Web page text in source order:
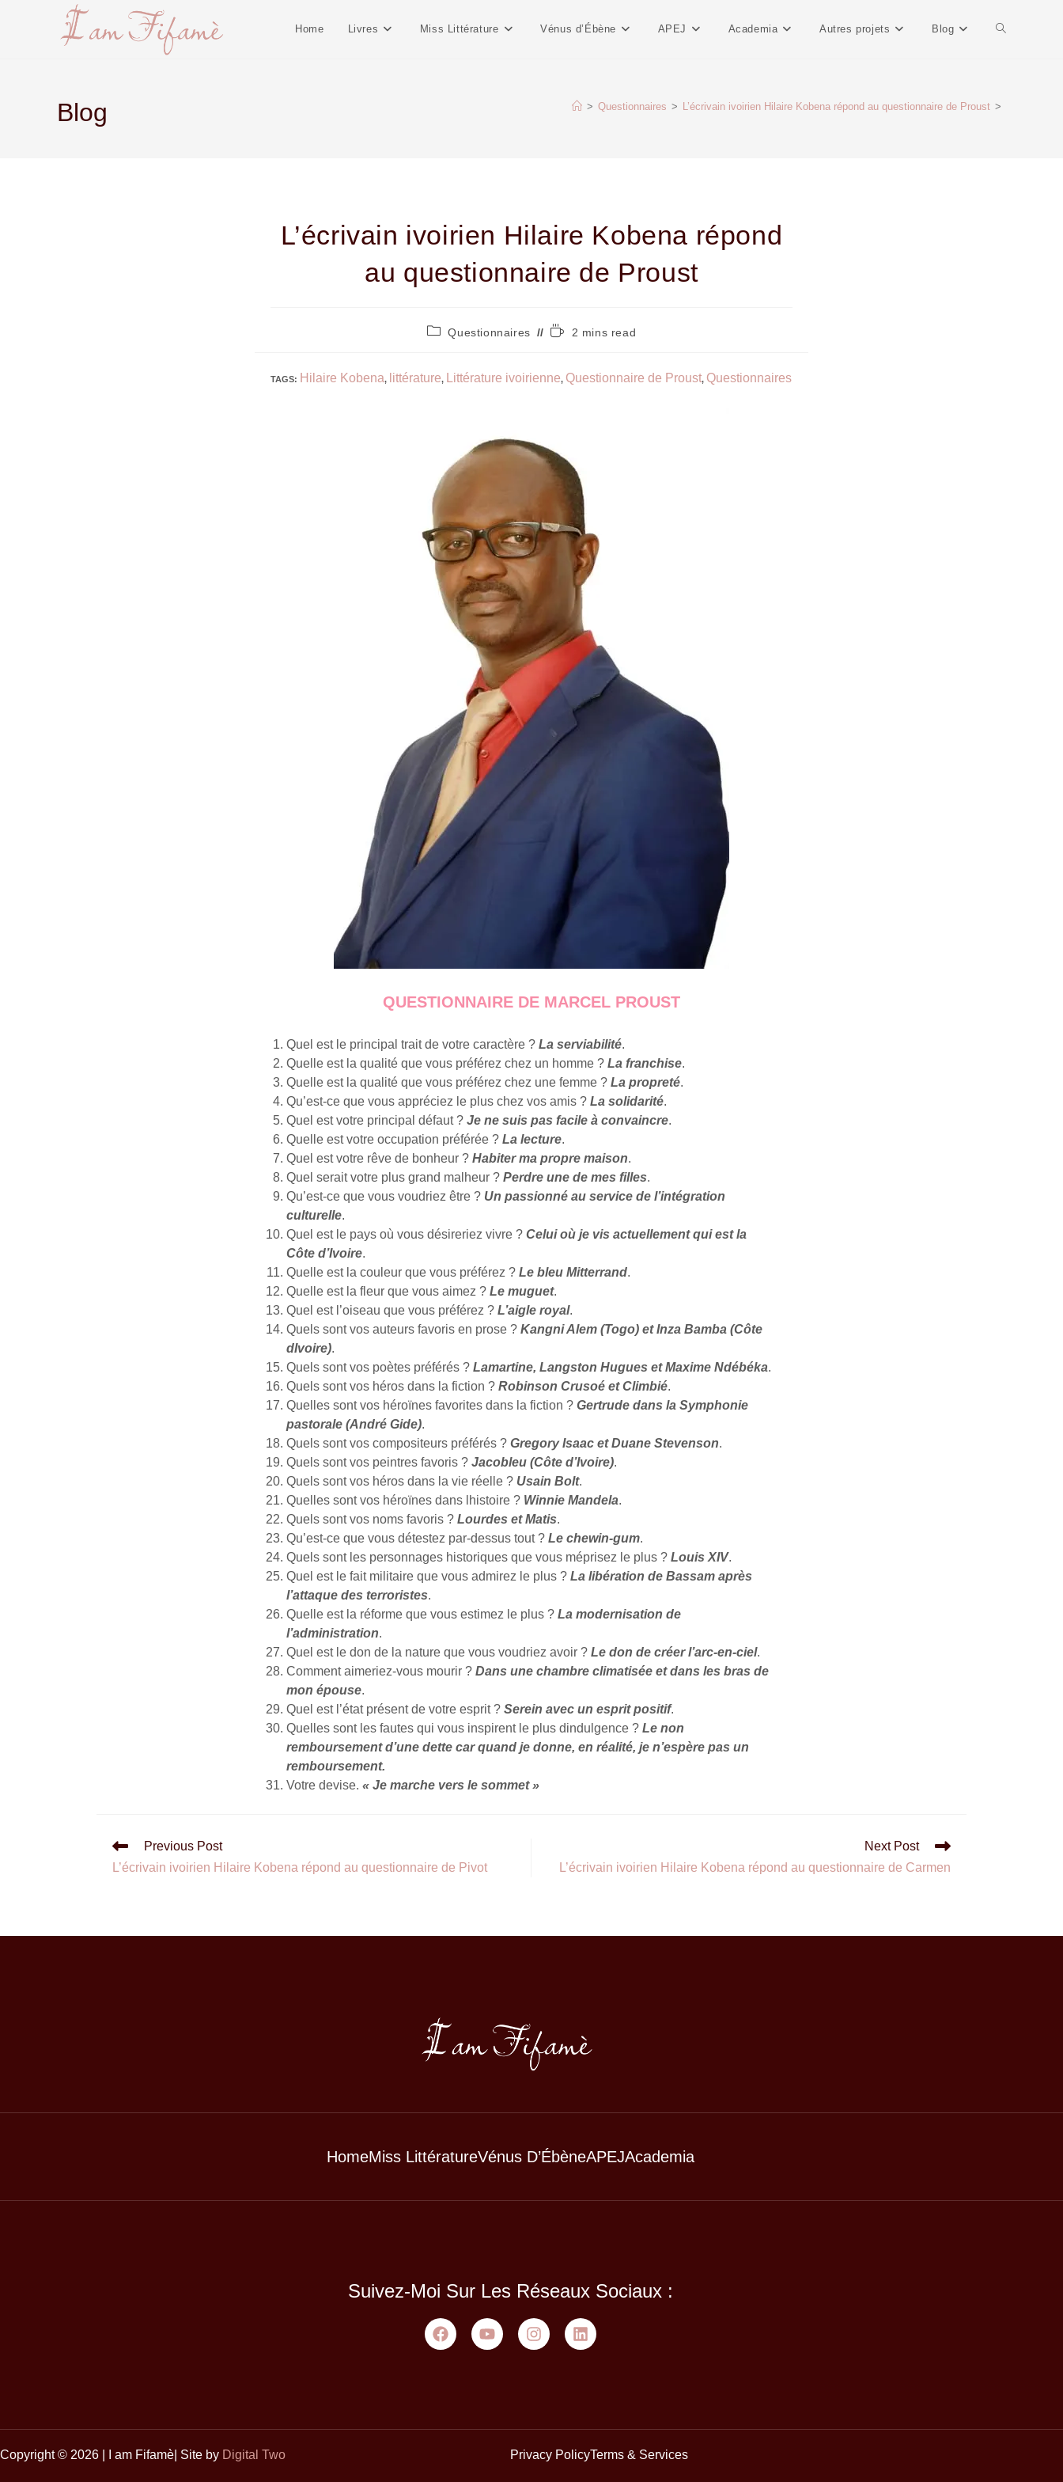
Home Livres Miss Littérature Vénus d’Ébène APEJ Academia Autres projets Blog
Blog > Questionnaires > L’écrivain ivoirien Hilaire Kobena répond au questionnaire de Proust >
L’écrivain ivoirien Hilaire Kobena répond
au questionnaire de Proust
Questionnaires 2 mins read
TAGS: Hilaire Kobena, littérature, Littérature ivoirienne, Questionnaire de Proust, Questionnaires
QUESTIONNAIRE DE MARCEL PROUST
Quel est le principal trait de votre caractère ? La serviabilité.
Quelle est la qualité que vous préférez chez un homme ? La franchise.
Quelle est la qualité que vous préférez chez une femme ? La propreté.
Qu’est-ce que vous appréciez le plus chez vos amis ? La solidarité.
Quel est votre principal défaut ? Je ne suis pas facile à convaincre.
Quelle est votre occupation préférée ? La lecture.
Quel est votre rêve de bonheur ? Habiter ma propre maison.
Quel serait votre plus grand malheur ? Perdre une de mes filles.
Qu’est-ce que vous voudriez être ? Un passionné au service de l’intégration
culturelle.
Quel est le pays où vous désireriez vivre ? Celui où je vis actuellement qui est la
Côte d’Ivoire.
Quelle est la couleur que vous préférez ? Le bleu Mitterrand.
Quelle est la fleur que vous aimez ? Le muguet.
Quel est l’oiseau que vous préférez ? L’aigle royal.
Quels sont vos auteurs favoris en prose ? Kangni Alem (Togo) et Inza Bamba (Côte
dIvoire).
Quels sont vos poètes préférés ? Lamartine, Langston Hugues et Maxime Ndébéka.
Quels sont vos héros dans la fiction ? Robinson Crusoé et Climbié.
Quelles sont vos héroïnes favorites dans la fiction ? Gertrude dans la Symphonie
pastorale (André Gide).
Quels sont vos compositeurs préférés ? Gregory Isaac et Duane Stevenson.
Quels sont vos peintres favoris ? Jacobleu (Côte d’Ivoire).
Quels sont vos héros dans la vie réelle ? Usain Bolt.
Quelles sont vos héroïnes dans lhistoire ? Winnie Mandela.
Quels sont vos noms favoris ? Lourdes et Matis.
Qu’est-ce que vous détestez par-dessus tout ? Le chewin-gum.
Quels sont les personnages historiques que vous méprisez le plus ? Louis XIV.
Quel est le fait militaire que vous admirez le plus ? La libération de Bassam après
l’attaque des terroristes.
Quelle est la réforme que vous estimez le plus ? La modernisation de
l’administration.
Quel est le don de la nature que vous voudriez avoir ? Le don de créer l’arc-en-ciel.
Comment aimeriez-vous mourir ? Dans une chambre climatisée et dans les bras de
mon épouse.
Quel est l’état présent de votre esprit ? Serein avec un esprit positif.
Quelles sont les fautes qui vous inspirent le plus dindulgence ? Le non
remboursement d’une dette car quand je donne, en réalité, je n’espère pas un
remboursement.
Votre devise. « Je marche vers le sommet »
Previous Post
L’écrivain ivoirien Hilaire Kobena répond au questionnaire de Pivot
Next Post
L’écrivain ivoirien Hilaire Kobena répond au questionnaire de Carmen
HomeMiss LittératureVénus D’ÉbèneAPEJAcademia
Suivez-Moi Sur Les Réseaux Sociaux :
Copyright © 2026 | I am Fifamè| Site by Digital Two Privacy PolicyTerms & Services